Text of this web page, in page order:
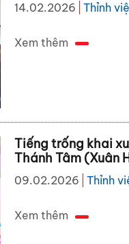
14.02.2026 Thỉnh
Xem thêm
Tiếng trống khai
Thánh Tâm (Xuân
09.02.2026 Thỉnh
Xem thêm